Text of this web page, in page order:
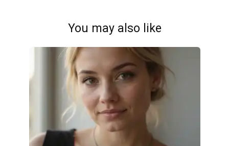
You may also like